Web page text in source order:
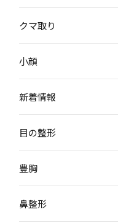
クマ取り
小顔
新着情報
目の整形
豊胸
鼻整形